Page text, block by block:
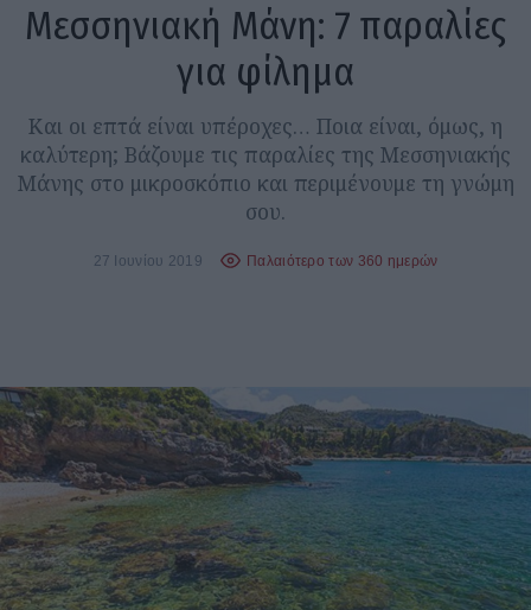
Μεσσηνιακή Μάνη: 7 παραλίες
για φίλημα
Και οι επτά είναι υπέροχες… Ποια είναι, όμως, η
καλύτερη; Βάζουμε τις παραλίες της Μεσσηνιακής
Μάνης στο μικροσκόπιο και περιμένουμε τη γνώμη
σου.
27 Ιουνίου 2019 Παλαιότερο των 360 ημερών